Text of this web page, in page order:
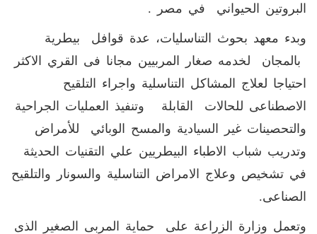
البروتين الحيواني في مصر .
وبدء معهد بحوث التناسليات، عدة قوافل بيطرية
بالمجان لخدمه صغار المربيين مجانا فى القري الاكثر
احتياجا لعلاج المشاكل التناسلية واجراء التلقيح
الاصطناعى للحالات القابلة وتنفيذ العمليات الجراحية
والتحصينات غير السيادية والمسح الوبائي للأمراض
وتدريب شباب الاطباء البيطريين علي التقنيات الحديثة
في تشخيص وعلاج الامراض التناسلية والسونار والتلقيح
الصناعى.
وتعمل وزارة الزراعة على حماية المربى الصغير الذى